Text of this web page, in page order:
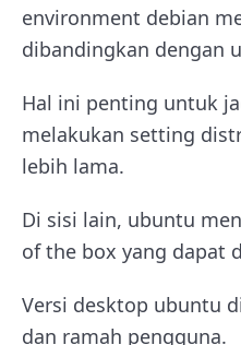
environment debian
dibandingkan dengan
Hal ini penting untuk
melakukan setting
lebih lama.
Di sisi lain, ubuntu
of the box yang dapat
Versi desktop ubuntu
dan ramah pengguna.